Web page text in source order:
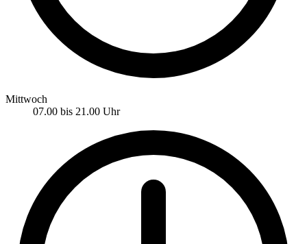
Mittwoch
07.00 bis 21.00 Uhr